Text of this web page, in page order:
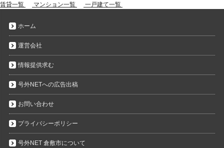
賃貸一覧
マンション一覧 一戸建て一覧
ホーム
運営会社
情報提供求む
号外NETへの広告出稿
お問い合わせ
プライバシーポリシー
号外NET 倉敷市について